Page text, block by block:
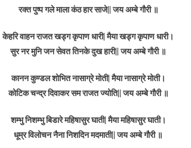
रक्त पुष्प गले माला कंठ हार साजे|| जय अम्बे गौरी ॥
केहरि वाहन राजत खड्ग कृपाण धारी| मैया खड्ग कृपाण धारी।
सुर नर मुनि जन सेवत तिनके दुख हारी|| जय अम्बे गौरी ॥
कानन कुण्डल शोभित नासाग्रे मोती| मैया नासाग्रे मोती।
कोटिक चन्द्र दिवाकर सम राजत ज्योति|| जय अम्बे गौरी ॥
शम्भु निशम्भु बिडारे महिषासुर घाती| मैया महिषासुर घाती।
धूम्र विलोचन नैना निशदिन मदमाती|| जय अम्बे गौरी ॥